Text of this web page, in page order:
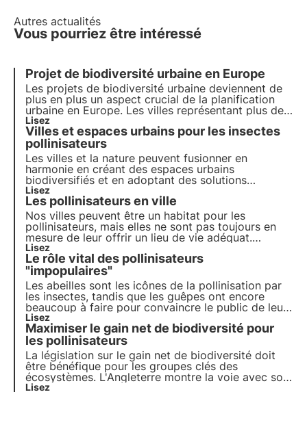
Autres actualités
Vous pourriez être intéressé
Projet de biodiversité urbaine en Europe
Les projets de biodiversité urbaine deviennent de
plus en plus un aspect crucial de la planification
urbaine en Europe. Les villes représentant plus de
70 % des émissions mondiales de carbone, il est
devenu essentiel d'intégrer des solutions basées
sur la nature pour réduire l'impact des activités
humaines sur l'environnement.
Lisez
Villes et espaces urbains pour les insectes
pollinisateurs
Les villes et la nature peuvent fusionner en
harmonie en créant des espaces urbains
biodiversifiés et en adoptant des solutions
innovantes pour aider les abeilles et les papillons à
prospérer dans les environnements urbains.
Découvrez dans cet article comment les villes
peuvent devenir des refuges vitaux pour les
pollinisateurs.
Lisez
Les pollinisateurs en ville
Nos villes peuvent être un habitat pour les
pollinisateurs, mais elles ne sont pas toujours en
mesure de leur offrir un lieu de vie adéquat.
Comment évaluer leur état de santé dans les
écosystèmes urbains ? Et si oui, comment
intervenir pour les protéger ?
Lisez
Le rôle vital des pollinisateurs
"impopulaires"
Les abeilles sont les icônes de la pollinisation par
les insectes, tandis que les guêpes ont encore
beaucoup à faire pour convaincre le public de leurs
mérites. Mais ces créatures polyvalentes ne se
résument pas à la menace d'une piqûre. Il est
grand temps de changer d'image.
Lisez
Maximiser le gain net de biodiversité pour
les pollinisateurs
La législation sur le gain net de biodiversité doit
être bénéfique pour les groupes clés des
écosystèmes. L'Angleterre montre la voie avec son
nouveau cadre juridique, mais les plans sont-ils
Lisez